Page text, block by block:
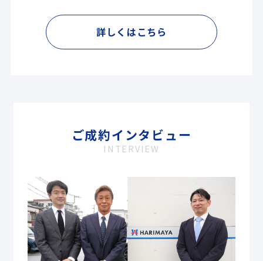
詳しくはこちら
ご成約インタビュー
INTERVIEW